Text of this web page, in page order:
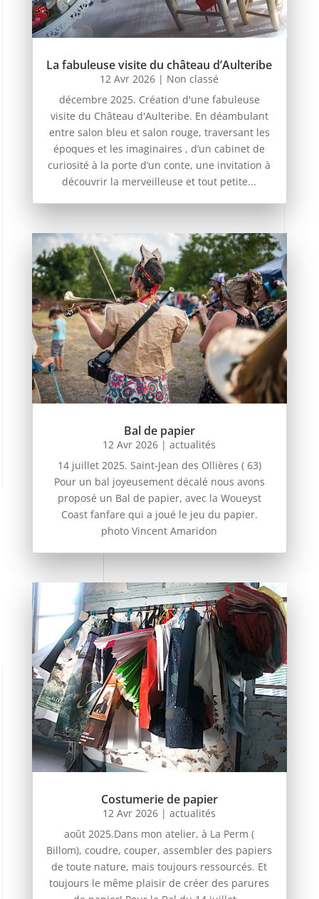
La fabuleuse visite du château d’Aulteribe
12 Avr 2026 | Non classé
décembre 2025. Création d'une fabuleuse
visite du Château d'Aulteribe. En déambulant
entre salon bleu et salon rouge, traversant les
époques et les imaginaires , d’un cabinet de
curiosité à la porte d’un conte, une invitation à
découvrir la merveilleuse et tout petite...
Bal de papier
12 Avr 2026 |actualités
14 juillet 2025. Saint-Jean des Ollières ( 63)
Pour un bal joyeusement décalé nous avons
proposé un Bal de papier, avec la Woueyst
Coast fanfare qui a joué le jeu du papier.
photo Vincent Amaridon
Costumerie de papier
12 Avr 2026 |actualités
août 2025.Dans mon atelier, à La Perm (
Billom), coudre, couper, assembler des papiers
de toute nature, mais toujours ressourcés. Et
toujours le même plaisir de créer des parures